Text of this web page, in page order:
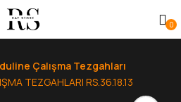
0
Çalışma Tezgahları
TEZGAHLARI RS.36.18.13